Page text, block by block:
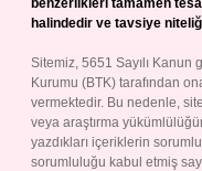
benzerlikleri tamamen
halindedir ve tavsiye
Sitemiz, 5651 Sayılı
Kurumu (BTK) tarafından
vermektedir. Bu nedenle,
veya araştırma
yazdıkları içeriklerin
sorumluluğu kabul etmiş